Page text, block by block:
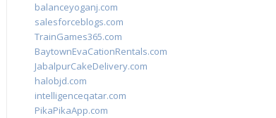
balanceyoganj.com
salesforceblogs.com
TrainGames365.com
BaytownEvaCationRentals.com
JabalpurCakeDelivery.com
halobjd.com
intelligenceqatar.com
PikaPikaApp.com